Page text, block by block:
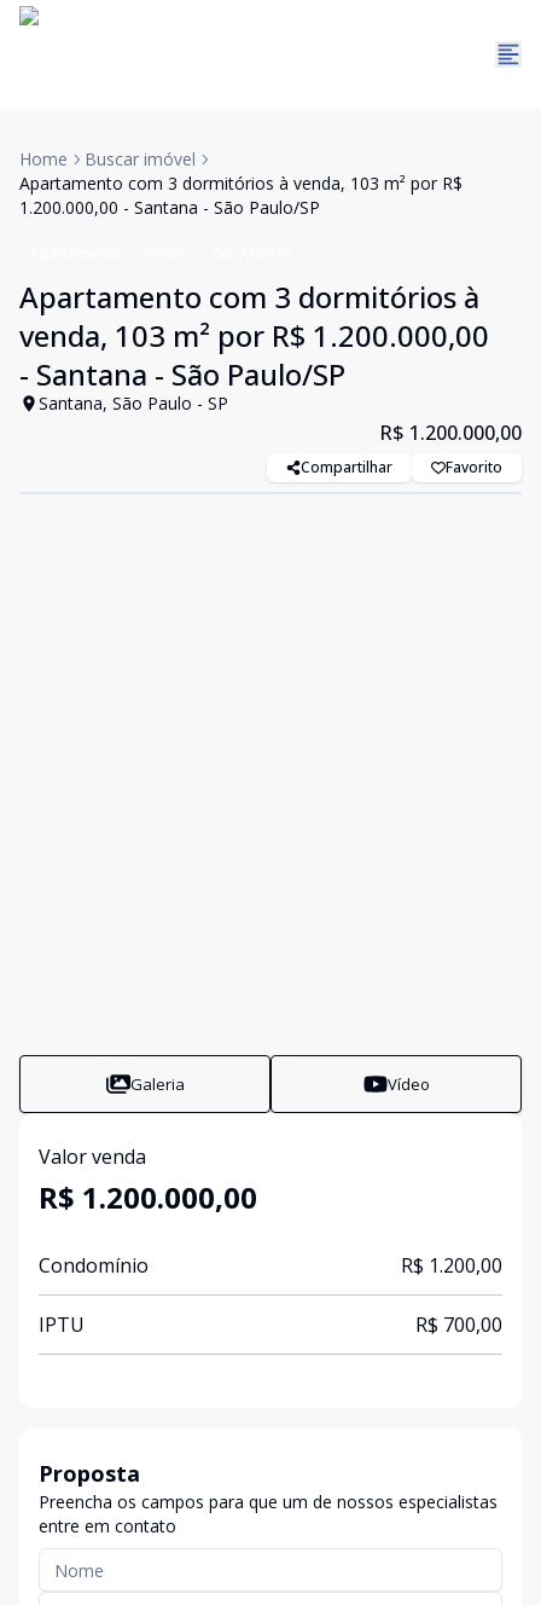
Home
Buscar imóvel
Apartamento com 3 dormitórios à venda, 103 m² por R$
1.200.000,00 - Santana - São Paulo/SP
Apartamento com 3 dormitórios à
venda, 103 m² por R$ 1.200.000,00
- Santana - São Paulo/SP
Santana, São Paulo - SP
R$ 1.200.000,00
Compartilhar Favorito
Galeria Vídeo
Valor venda
R$ 1.200.000,00
Condomínio R$ 1.200,00
IPTU R$ 700,00
Proposta
Preencha os campos para que um de nossos especialistas
entre em contato